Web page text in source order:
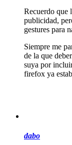
Recuerdo que
publicidad,
gestures para
Siempre me
de la que
suya por
firefox ya
dabo